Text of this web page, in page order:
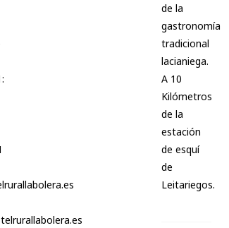
de la
gastronomía
tradicional
lacianiega.
A 10
Kilómetros
de la
estación
de esquí
de
Leitariegos.